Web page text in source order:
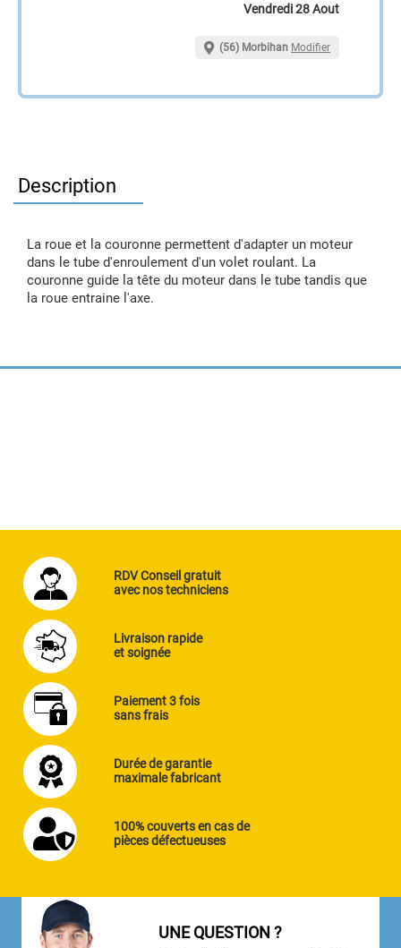
Vendredi 28 Aout
(56) Morbihan Modifier
Description
La roue et la couronne permettent d'adapter un moteur
dans le tube d'enroulement d'un volet roulant. La
couronne guide la tête du moteur dans le tube tandis que
la roue entraine l'axe.
RDV Conseil gratuit
avec nos techniciens
Livraison rapide
et soignée
Paiement 3 fois
sans frais
Durée de garantie
maximale fabricant
100% couverts en cas de
pièces défectueuses
UNE QUESTION ?